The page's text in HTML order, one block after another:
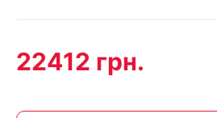
22412 грн.